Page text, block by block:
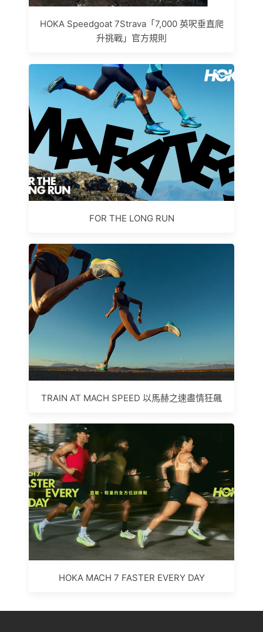
HOKA Speedgoat 7Strava「7,000 英呎垂直爬
升挑戰」官方規則
FOR THE LONG RUN
TRAIN AT MACH SPEED 以馬赫之速盡情狂飆
HOKA MACH 7 FASTER EVERY DAY